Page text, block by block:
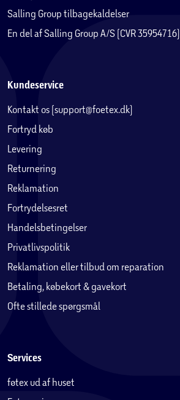
Salling Group tilbagekaldelser
En del af Salling Group A/S (CVR 35954716)
Kundeservice
Kontakt os (support@foetex.dk)
Fortryd køb
Levering
Returnering
Reklamation
Fortrydelsesret
Handelsbetingelser
Privatlivspolitik
Reklamation eller tilbud om reparation
Betaling, købekort & gavekort
Ofte stillede spørgsmål
Services
føtex ud af huset